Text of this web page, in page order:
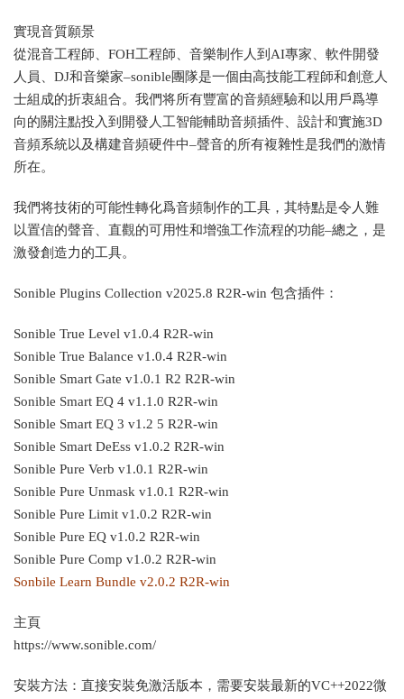
實現音質願景
從混音工程師、FOH工程師、音樂制作人到AI專家、軟件開發
人員、DJ和音樂家–sonible團隊是一個由高技能工程師和創意人
士組成的折衷組合。我們将所有豐富的音頻經驗和以用戶爲導
向的關注點投入到開發人工智能輔助音頻插件、設計和實施3D
音頻系統以及構建音頻硬件中–聲音的所有複雜性是我們的激情
所在。
我們将技術的可能性轉化爲音頻制作的工具，其特點是令人難
以置信的聲音、直觀的可用性和增強工作流程的功能–總之，是
激發創造力的工具。
Sonible Plugins Collection v2025.8 R2R-win 包含插件：
Sonible True Level v1.0.4 R2R-win
Sonible True Balance v1.0.4 R2R-win
Sonible Smart Gate v1.0.1 R2 R2R-win
Sonible Smart EQ 4 v1.1.0 R2R-win
Sonible Smart EQ 3 v1.2 5 R2R-win
Sonible Smart DeEss v1.0.2 R2R-win
Sonible Pure Verb v1.0.1 R2R-win
Sonible Pure Unmask v1.0.1 R2R-win
Sonible Pure Limit v1.0.2 R2R-win
Sonible Pure EQ v1.0.2 R2R-win
Sonible Pure Comp v1.0.2 R2R-win
Sonbile Learn Bundle v2.0.2 R2R-win
主頁
https://www.sonible.com/
安裝方法：直接安裝免激活版本，需要安裝最新的VC++2022微